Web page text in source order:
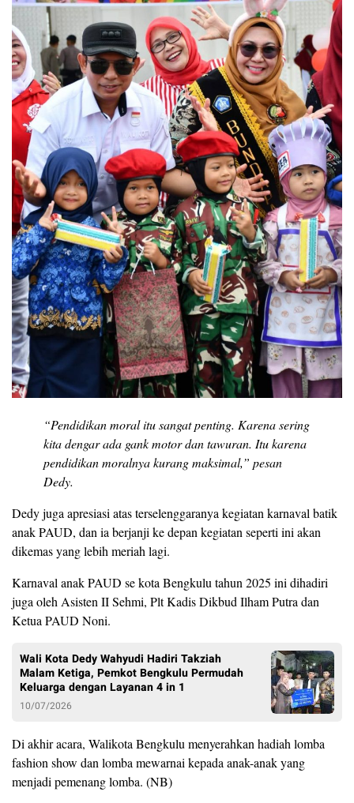
“Pendidikan moral itu sangat penting. Karena sering
kita dengar ada gank motor dan tawuran. Itu karena
pendidikan moralnya kurang maksimal,” pesan
Dedy.
Dedy juga apresiasi atas terselenggaranya kegiatan karnaval batik
anak PAUD, dan ia berjanji ke depan kegiatan seperti ini akan
dikemas yang lebih meriah lagi.
Karnaval anak PAUD se kota Bengkulu tahun 2025 ini dihadiri
juga oleh Asisten II Sehmi, Plt Kadis Dikbud Ilham Putra dan
Ketua PAUD Noni.
Wali Kota Dedy Wahyudi Hadiri Takziah
Malam Ketiga, Pemkot Bengkulu Permudah
Keluarga dengan Layanan 4 in 1
10/07/2026
Di akhir acara, Walikota Bengkulu menyerahkan hadiah lomba
fashion show dan lomba mewarnai kepada anak-anak yang
menjadi pemenang lomba. (NB)